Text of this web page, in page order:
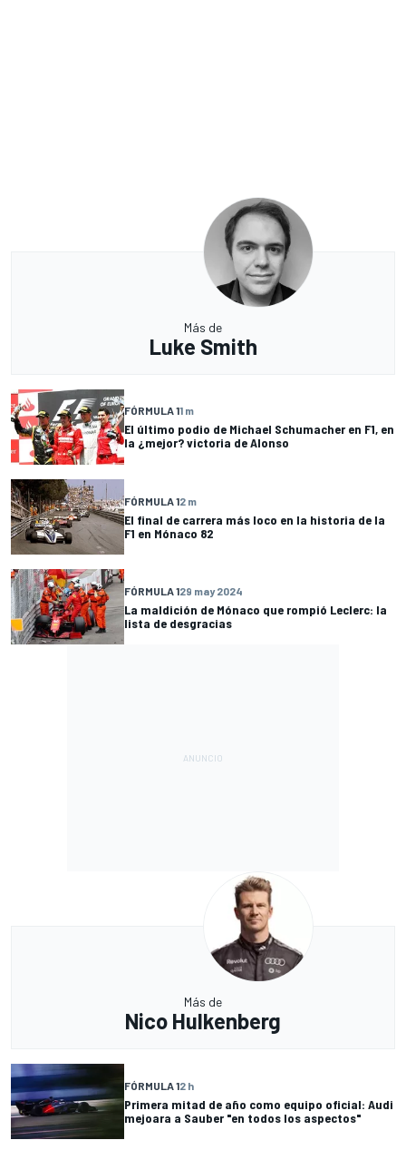
Más de
Luke Smith
FÓRMULA 11 m
El último podio de Michael Schumacher en F1, en
la ¿mejor? victoria de Alonso
FÓRMULA 12 m
El final de carrera más loco en la historia de la
F1 en Mónaco 82
FÓRMULA 129 may 2024
La maldición de Mónaco que rompió Leclerc: la
lista de desgracias
Más de
Nico Hulkenberg
FÓRMULA 12 h
Primera mitad de año como equipo oficial: Audi
mejoara a Sauber "en todos los aspectos"